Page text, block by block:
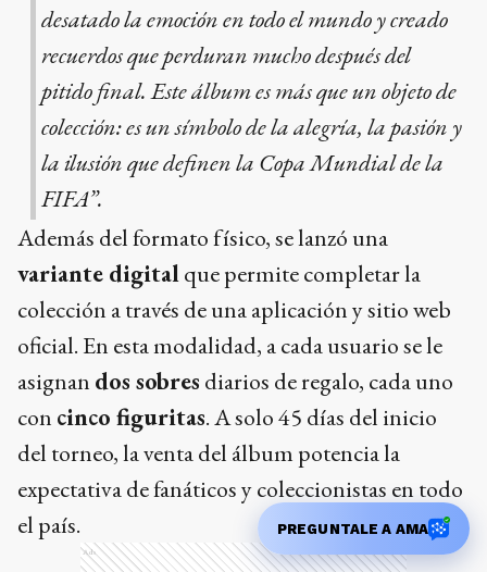
desatado la emoción en todo el mundo y creado
recuerdos que perduran mucho después del
pitido final. Este álbum es más que un objeto de
colección: es un símbolo de la alegría, la pasión y
la ilusión que definen la Copa Mundial de la
FIFA”.
Además del formato físico, se lanzó una
variante digitalque permite completar la
colección a través de una aplicación y sitio web
oficial. En esta modalidad, a cada usuario se le
asignan dos sobres diarios de regalo, cada uno
con cinco figuritas. A solo 45 días del inicio
del torneo, la venta del álbum potencia la
expectativa de fanáticos y coleccionistas en todo
el país.
Ads
PREGUNTALE A AMA